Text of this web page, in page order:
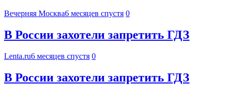
Вечерняя Москва6 месяцев спустя 0
В России захотели запретить ГДЗ
Lenta.ru6 месяцев спустя 0
В России захотели запретить ГДЗ